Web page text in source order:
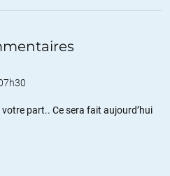
part.. Ce sera fait aujourd’hui